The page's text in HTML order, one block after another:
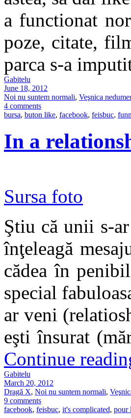
a functionat
poze, citate,
parca s-a
Gabitelu
June 18, 2012
Noi nu suntem normali, Veşnica
4 comments
bursa, buton like, facebook, feisbuc,
In a
Sursa foto
Ştiu că unii s-
înţeleagă
cădea în
special
ar veni
eşti însurat
Continue
Gabitelu
March 20, 2012
Dragă X, Noi nu suntem normali,
9 comments
facebook, feisbuc, it's complicated, pour